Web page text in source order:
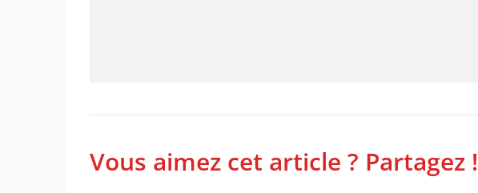
Vous aimez cet article ? Partagez !